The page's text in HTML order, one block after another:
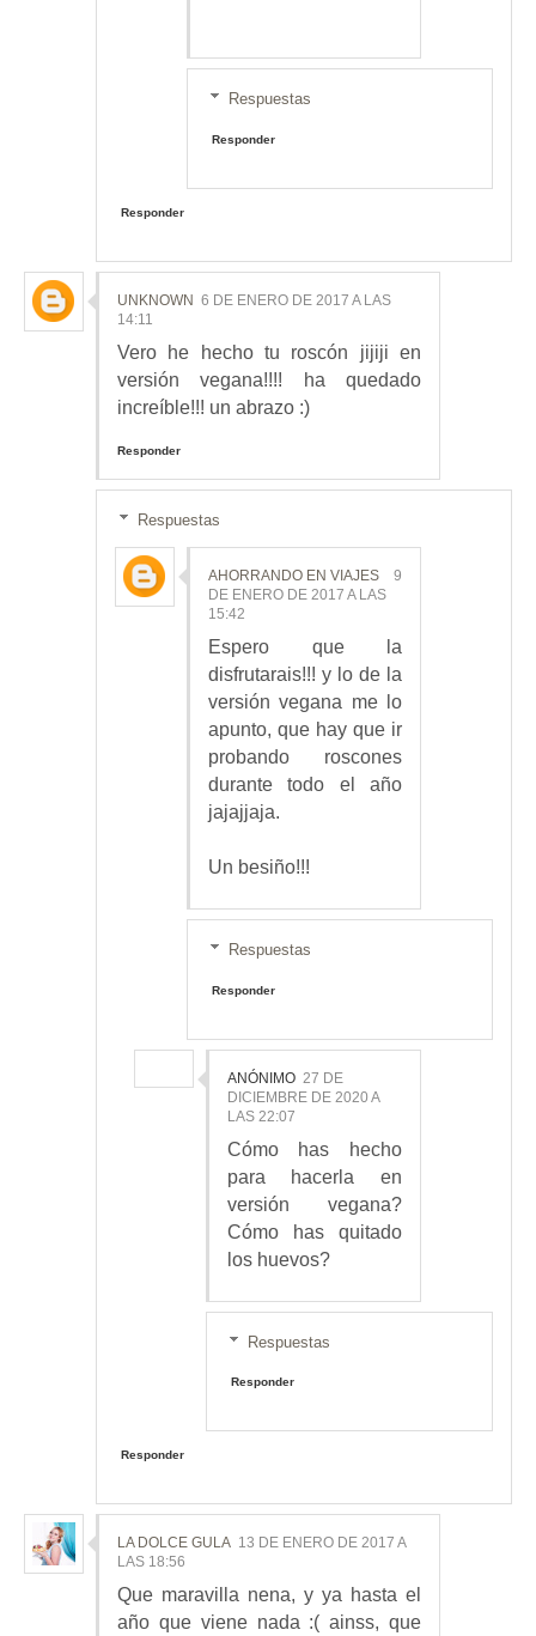
Respuestas
Responder
Responder
UNKNOWN 6 DE ENERO DE 2017 A LAS
14:11
Vero he hecho tu roscón jijiji en
versión vegana!!!! ha quedado
increíble!!! un abrazo :)
Responder
Respuestas
AHORRANDO EN VIAJES
9
DE ENERO DE 2017 A LAS
15:42
Espero que la
disfrutarais!!! y lo de la
versión vegana me lo
apunto, que hay que ir
probando roscones
durante todo el año
jajajjaja.
Un besiño!!!
Respuestas
Responder
ANÓNIMO 27 DE
DICIEMBRE DE 2020 A
LAS 22:07
Cómo has hecho
para hacerla en
versión vegana?
Cómo has quitado
los huevos?
Respuestas
Responder
Responder
LA DOLCE GULA 13 DE ENERO DE 2017 A
LAS 18:56
Que maravilla nena, y ya hasta el
año que viene nada :( ainss, que